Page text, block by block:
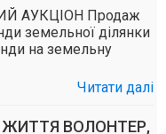
АУКЦІОН Продаж
земельної ділянки
на земельну
Читати далі
ЖИТТЯ ВОЛОНТЕР,